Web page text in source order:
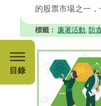
目錄
的股票市場之一
標籤： 廉署活動, 防